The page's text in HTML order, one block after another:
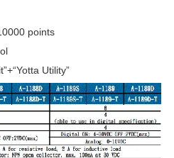
points
Utility”